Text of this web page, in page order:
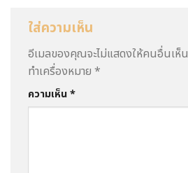
ใส่ความเห็น
อีเมลของคุณจะไม่แสดงให้คนอื่นเห็น
ทำเครื่องหมาย *
ความเห็น*